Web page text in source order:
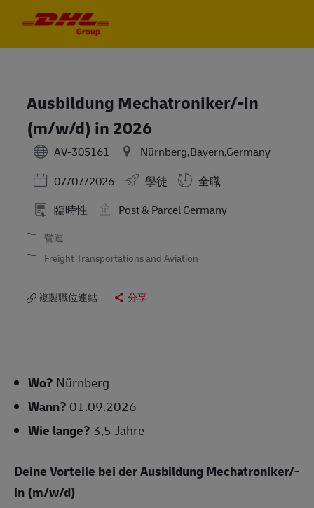
Ausbildung Mechatroniker/-in
(m/w/d) in 2026
AV-305161
Nürnberg,Bayern,Germany
Posted Date
07/07/2026 學徒
全職
臨時性
Post & Parcel Germany
營運
Freight Transportations and Aviation
複製職位連結 分享
Wo? Nürnberg
Wann? 01.09.2026
Wie lange? 3,5 Jahre
Deine Vorteile bei der Ausbildung Mechatroniker/-
in (m/w/d)